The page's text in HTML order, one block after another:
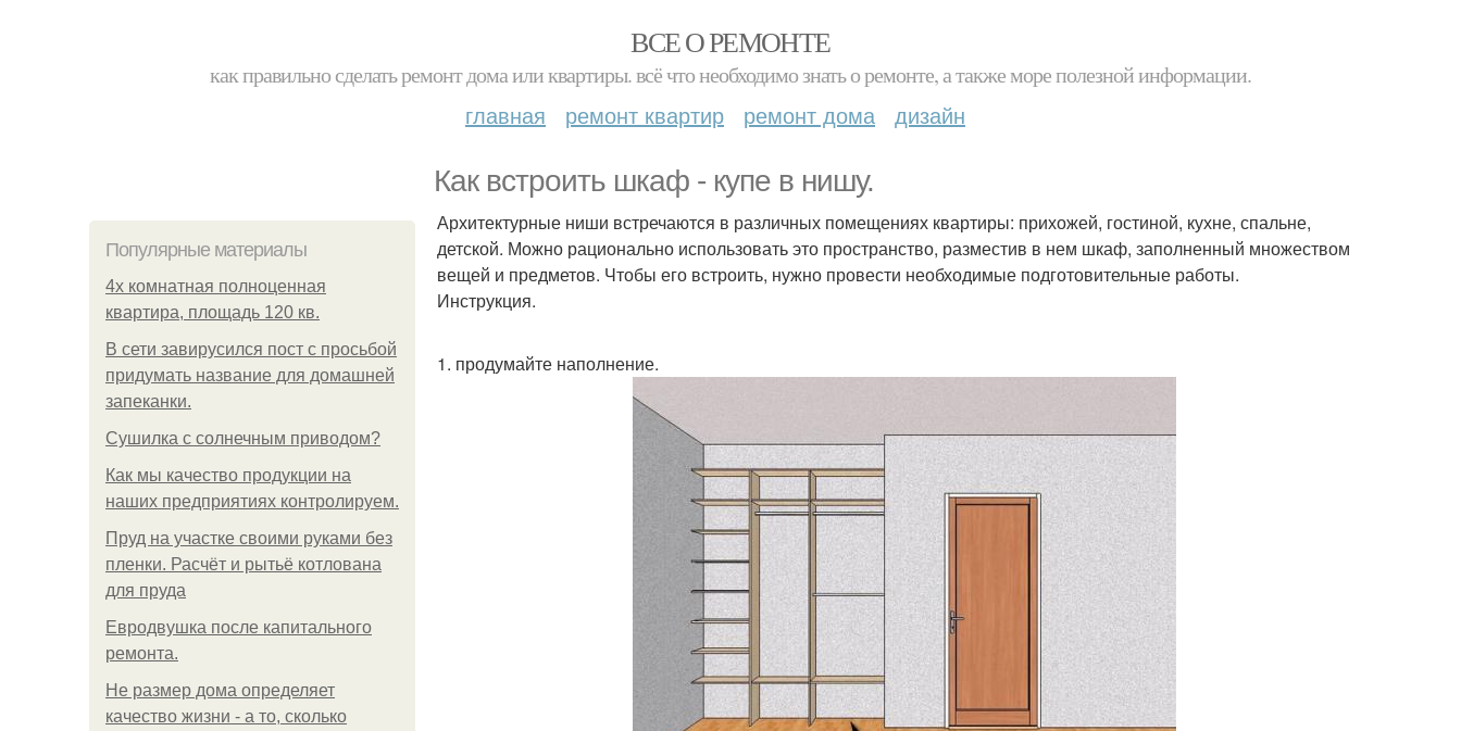
ВСЕ О РЕМОНТЕ
как правильно сделать ремонт дома или квартиры. всё что необходимо знать о ремонте, а также море полезной информации.
главная ремонт квартир ремонт дома дизайн
Как встроить шкаф - купе в нишу.
Популярные материалы
4x комнатная полноценная
квартира, площадь 120 кв.
В сети завирусился пост с просьбой
придумать название для домашней
запеканки.
Сушилка с солнечным приводом?
Как мы качество продукции на
наших предприятиях контролируем.
Пруд на участке своими руками без
пленки. Расчёт и рытьё котлована
для пруда
Евродвушка после капитального
ремонта.
Не размер дома определяет
качество жизни - а то, сколько
Архитектурные ниши встречаются в различных помещениях квартиры: прихожей, гостиной, кухне, спальне,
детской. Можно рационально использовать это пространство, разместив в нем шкаф, заполненный множеством
вещей и предметов. Чтобы его встроить, нужно провести необходимые подготовительные работы.
Инструкция.
1. продумайте наполнение.